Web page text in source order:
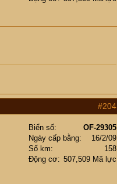
#204
Biển số
OF-29305
Ngày cấp bằng
16/2/09
Số km
158
Động cơ
507,509 Mã lực